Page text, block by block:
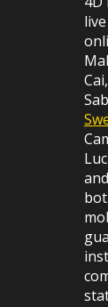
live